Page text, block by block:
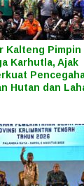
Kalteng Pimpin
Karhutla, Ajak
Hutan dan